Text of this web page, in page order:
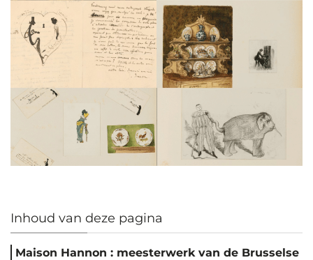
Inhoud van deze pagina
Maison Hannon : meesterwerk van de Brusselse